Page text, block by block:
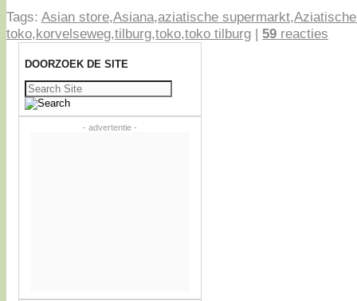
Tags: Asian store,Asiana,aziatische supermarkt,
toko,korvelseweg,tilburg,toko,toko tilburg | 59 reacties
DOORZOEK DE SITE
Zoeken
naar:
- advertentie -